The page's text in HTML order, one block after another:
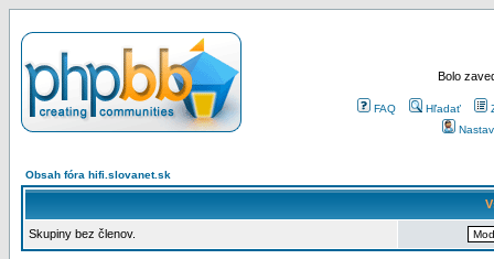
Bolo
FAQ Hľadať
Obsah fóra hifi.slovanet.sk
Skupiny bez členov.